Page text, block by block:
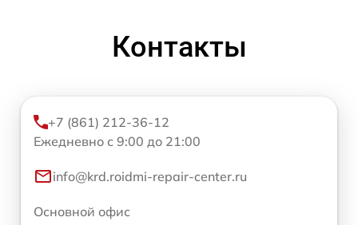
Контакты
+7 (861) 212-36-12
Ежедневно с 9:00 до 21:00
info@krd.roidmi-repair-center.ru
Основной офис